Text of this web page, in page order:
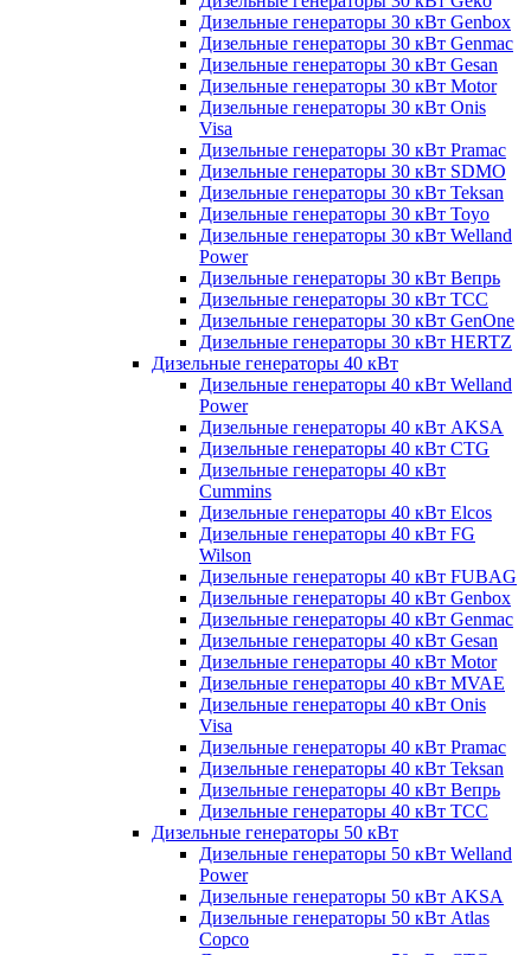
Дизельные генераторы 30 кВт Genbox
Дизельные генераторы 30 кВт Genmac
Дизельные генераторы 30 кВт Gesan
Дизельные генераторы 30 кВт Motor
Дизельные генераторы 30 кВт Onis
Visa
Дизельные генераторы 30 кВт Pramac
Дизельные генераторы 30 кВт SDMO
Дизельные генераторы 30 кВт Teksan
Дизельные генераторы 30 кВт Toyo
Дизельные генераторы 30 кВт Welland
Power
Дизельные генераторы 30 кВт Вепрь
Дизельные генераторы 30 кВт ТСС
Дизельные генераторы 30 кВт GenOne
Дизельные генераторы 30 кВт HERTZ
Дизельные генераторы 40 кВт
Дизельные генераторы 40 кВт Welland
Power
Дизельные генераторы 40 кВт AKSA
Дизельные генераторы 40 кВт CTG
Дизельные генераторы 40 кВт
Cummins
Дизельные генераторы 40 кВт Elcos
Дизельные генераторы 40 кВт FG
Wilson
Дизельные генераторы 40 кВт FUBAG
Дизельные генераторы 40 кВт Genbox
Дизельные генераторы 40 кВт Genmac
Дизельные генераторы 40 кВт Gesan
Дизельные генераторы 40 кВт Motor
Дизельные генераторы 40 кВт MVAE
Дизельные генераторы 40 кВт Onis
Visa
Дизельные генераторы 40 кВт Pramac
Дизельные генераторы 40 кВт Teksan
Дизельные генераторы 40 кВт Вепрь
Дизельные генераторы 40 кВт ТСС
Дизельные генераторы 50 кВт
Дизельные генераторы 50 кВт Welland
Power
Дизельные генераторы 50 кВт AKSA
Дизельные генераторы 50 кВт Atlas
Copco